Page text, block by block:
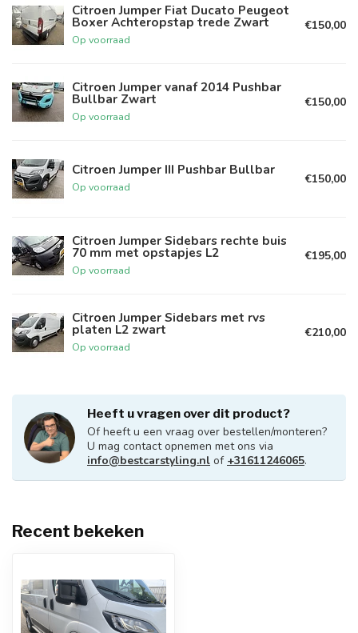
Citroen Jumper Fiat Ducato Peugeot
Boxer Achteropstap trede Zwart
Op voorraad
€150,00
Citroen Jumper vanaf 2014 Pushbar
Bullbar Zwart
Op voorraad
€150,00
Citroen Jumper III Pushbar Bullbar
Op voorraad
€150,00
Citroen Jumper Sidebars rechte buis
70 mm met opstapjes L2
Op voorraad
€195,00
Citroen Jumper Sidebars met rvs
platen L2 zwart
Op voorraad
€210,00
Heeft u vragen over dit product?
Of heeft u een vraag over bestellen/monteren?
U mag contact opnemen met ons via
info@bestcarstyling.nl of +31611246065.
Recent bekeken